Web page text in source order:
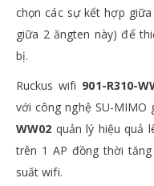
chọn các sự kết hợp
giữa 2 ăngten này) để
bị.
Ruckus wifi 901-R310-
với công nghệ SU-MIMO
WW02 quản lý hiệu quả
trên 1 AP đồng thời
suất wifi.